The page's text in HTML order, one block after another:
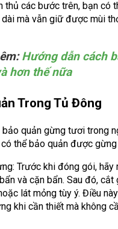
thủ các bước trên, bạn có
mà vẫn giữ được mùi
Hướng dẫn cách
hơn thế nữa
Trong Tủ Đông
bảo quản gừng tươi trong
có thể bảo quản được
Trước khi đóng gói,
và cặn bẩn. Sau đó, cắt
lát mỏng tùy ý. Điều
khi cần thiết mà không